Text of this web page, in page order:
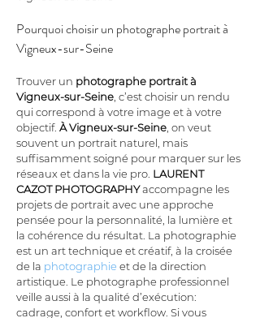
Pourquoi choisir un photographe portrait à
Vigneux-sur-Seine
Trouver un photographe portrait à
Vigneux-sur-Seine , c’est choisir un rendu
qui correspond à votre image et à votre
objectif. À Vigneux-sur-Seine , on veut
souvent un portrait naturel, mais
suffisamment soigné pour marquer sur les
réseaux et dans la vie pro. LAURENT
CAZOT PHOTOGRAPHY accompagne les
projets de portrait avec une approche
pensée pour la personnalité, la lumière et
la cohérence du résultat. La photographie
est un art technique et créatif, à la croisée
de la photographie et de la direction
artistique. Le photographe professionnel
veille aussi à la qualité d’exécution:
cadrage, confort et workflow. Si vous